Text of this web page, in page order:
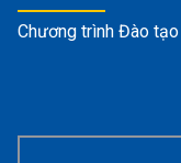
Chương trình Đào